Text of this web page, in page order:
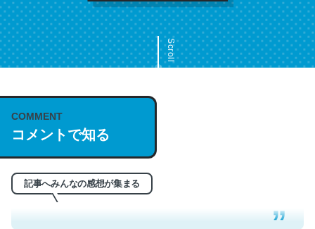
Scroll
COMMENT
コメントで知る
記事へみんなの感想が集まる
これは名文。彼はとてもクレバーなんだろうなと凄く思
う。英語少しでも読める人は原文もお勧め。自分はこの流
─今のこの状況が信じられるかい？ by ラーズ・ヌートバー